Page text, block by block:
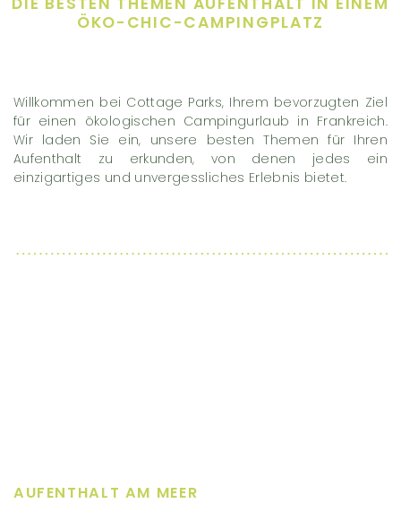
ÖKO-CHIC-CAMPINGPLATZ
Willkommen bei Cottage Parks, Ihrem bevorzugten Ziel
für einen ökologischen Campingurlaub in Frankreich.
Wir laden Sie ein, unsere besten Themen für Ihren
Aufenthalt zu erkunden, von denen jedes ein
einzigartiges und unvergessliches Erlebnis bietet.
AUFENTHALT AM MEER